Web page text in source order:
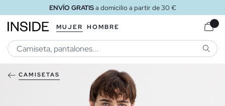
ENVÍO GRATISa domicilio a partir de 30 €
MUJER HOMBRE
CAMISETAS